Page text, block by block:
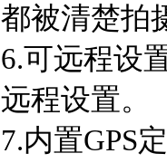
都被清楚拍
6.可远程设
远程设置。
7.内置GPS